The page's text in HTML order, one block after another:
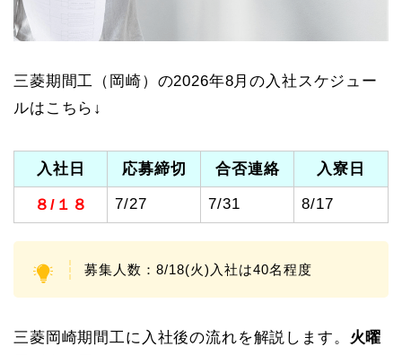
三菱期間工（岡崎）の2026年8月の入社スケジュー
ルはこちら↓
入社日 応募締切 合否連絡 入寮日
８/１８ 7/27 7/31 8/17
募集人数：8/18(火)入社は40名程度
三菱岡崎期間工に入社後の流れを解説します。 火曜